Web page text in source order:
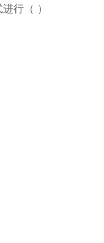
行（ ）